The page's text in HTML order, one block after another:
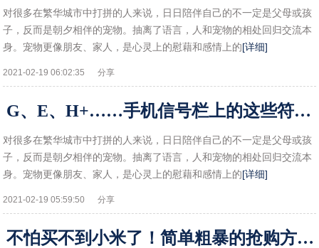
对很多在繁华城市中打拼的人来说，日日陪伴自己的不一定是父母或孩
子，反而是朝夕相伴的宠物。抽离了语言，人和宠物的相处回归交流本
身。宠物更像朋友、家人，是心灵上的慰藉和感情上的[详细]
2021-02-19 06:02:35 分享
G、E、H+……手机信号栏上的这些符号，你都知道是什么意思吗？!
对很多在繁华城市中打拼的人来说，日日陪伴自己的不一定是父母或孩
子，反而是朝夕相伴的宠物。抽离了语言，人和宠物的相处回归交流本
身。宠物更像朋友、家人，是心灵上的慰藉和感情上的[详细]
2021-02-19 05:59:50 分享
不怕买不到小米了！简单粗暴的抢购方法！!